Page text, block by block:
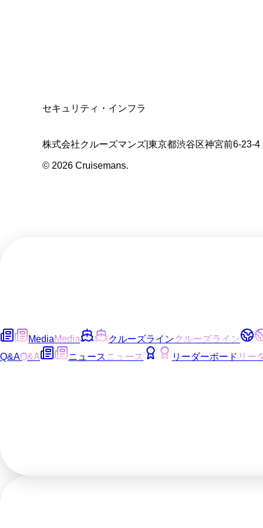
セキュリティ・インフラ
株式会社クルーズマンズ 東京都渋谷区神宮前6-23-4
© 2026 Cruisemans.
MediaMedia クルーズラインクルーズライン
Q&AQ&A ニュース ニュース リーダーボード リー